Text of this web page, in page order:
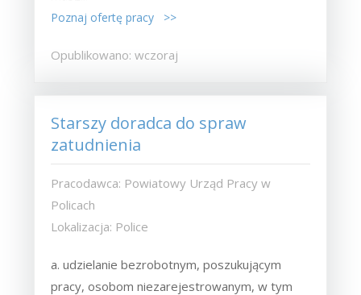
Poznaj ofertę pracy >>
Opublikowano: wczoraj
Starszy doradca do spraw
zatudnienia
Pracodawca: Powiatowy Urząd Pracy w
Policach
Lokalizacja: Police
a. udzielanie bezrobotnym, poszukującym
pracy, osobom niezarejestrowanym, w tym